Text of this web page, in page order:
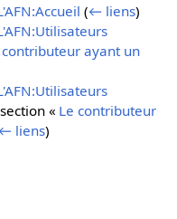
(← liens)
contributeur ayant un
« Le contributeur
← liens)